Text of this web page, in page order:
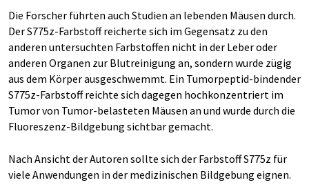
Die Forscher führten auch Studien an lebenden Mäusen durch.
Der S775z-Farbstoff reicherte sich im Gegensatz zu den
anderen untersuchten Farbstoffen nicht in der Leber oder
anderen Organen zur Blutreinigung an, sondern wurde zügig
aus dem Körper ausgeschwemmt. Ein Tumorpeptid-bindender
S775z-Farbstoff reichte sich dagegen hochkonzentriert im
Tumor von Tumor-belasteten Mäusen an und wurde durch die
Fluoreszenz-Bildgebung sichtbar gemacht.
Nach Ansicht der Autoren sollte sich der Farbstoff S775z für
viele Anwendungen in der medizinischen Bildgebung eignen.